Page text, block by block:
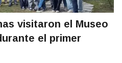
visitaron el Museo
el primer